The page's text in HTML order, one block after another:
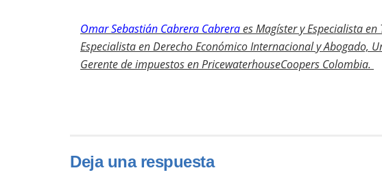
Omar Sebastián Cabrera CabreraesMagíster y Especialista
Especialista en Derecho Económico Internacional y Abogado,
Gerente de impuestos en PricewaterhouseCoopers Colombia.
Deja una respuesta